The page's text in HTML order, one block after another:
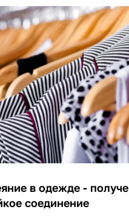
в одежде -
соединение